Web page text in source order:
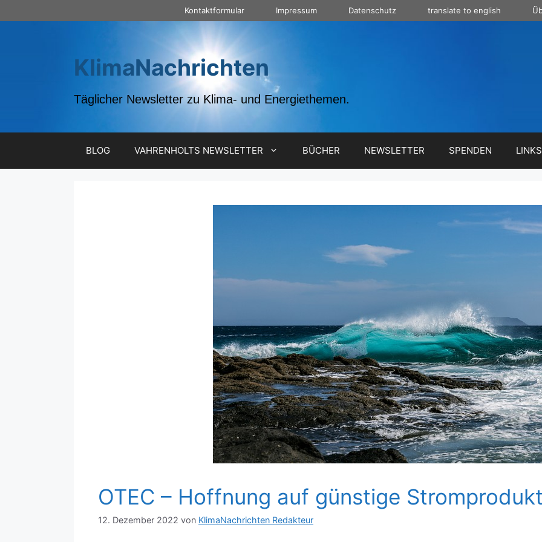
Inhalt
Kontaktformular Impressum Datenschutz translate to english
KlimaNachrichten
Täglicher Newsletter zu Klima- und Energiethemen.
BLOG VAHRENHOLTS NEWSLETTER BÜCHER NEWSLETTER SPENDEN LINKS
OTEC – Hoffnung auf günstige
12. Dezember 2022 von KlimaNachrichten Redakteur